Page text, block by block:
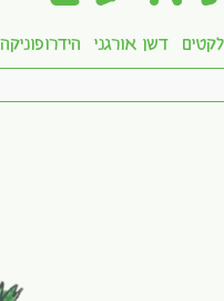
לקטים דשן אורגני הידרופוניקה